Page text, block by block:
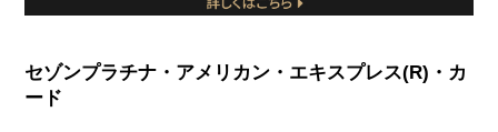
セゾンプラチナ・アメリカン・エキスプレス(R)・カ
ード